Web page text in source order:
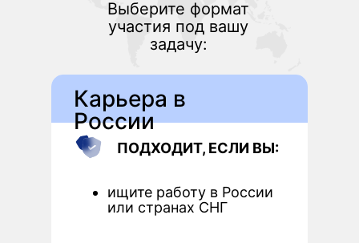
Выберите формат
участия под вашу
задачу:
Карьера в
России
ищите работу в России
или странах СНГ
ПОДХОДИТ, ЕСЛИ ВЫ: